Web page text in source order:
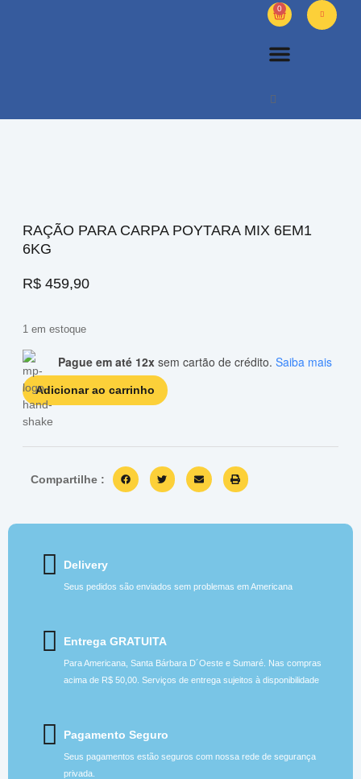
0
RAÇÃO PARA CARPA POYTARA MIX 6EM1
6KG
R$ 459,90
1 em estoque
Pague em até 12x sem cartão de crédito. Saiba mais
Adicionar ao carrinho
Compartilhe :
Delivery
Seus pedidos são enviados sem problemas em Americana
Entrega GRATUITA
Para Americana, Santa Bárbara D´Oeste e Sumaré. Nas compras
acima de R$ 50,00. Serviços de entrega sujeitos à disponibilidade
Pagamento Seguro
Seus pagamentos estão seguros com nossa rede de segurança
privada.